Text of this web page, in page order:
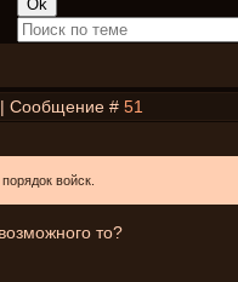
| Сообщение # 51
войск.
то?